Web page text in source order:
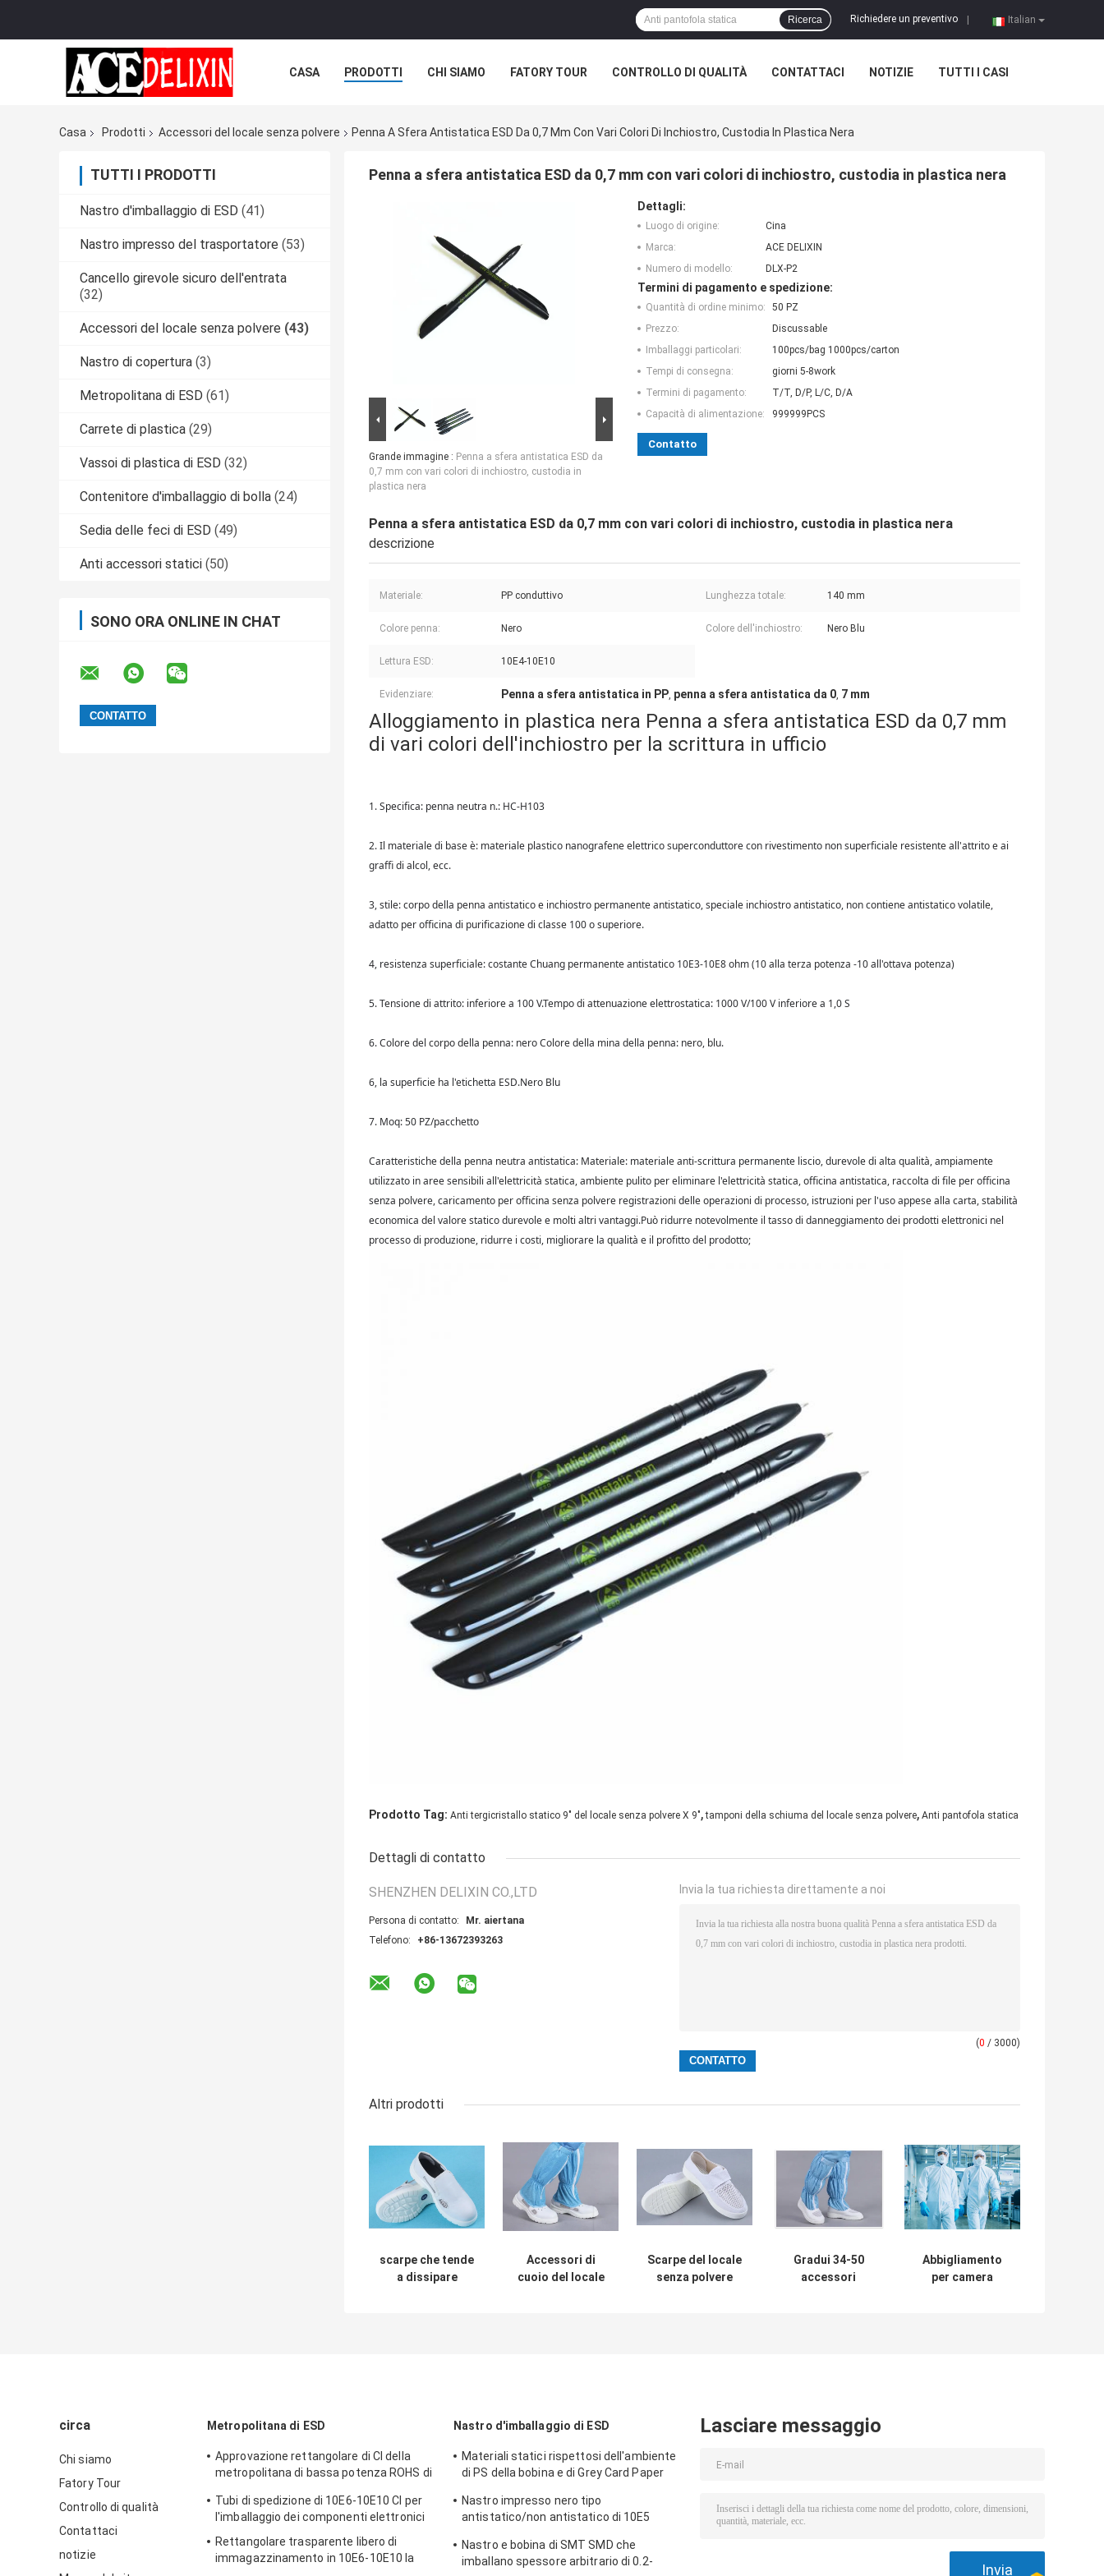
Italian
Richiedere un preventivo
Ricerca
CASA PRODOTTI CHI SIAMO FATORY TOUR CONTROLLO DI QUALITÀ CONTATTACI NOTIZIE TUTTI I CASI
Casa Prodotti Accessori del locale senza polvere Penna A Sfera Antistatica ESD Da 0,7 Mm Con Vari Colori Di Inchiostro, Custodia In Plastica Nera
TUTTI I PRODOTTI
Nastro d'imballaggio di ESD (41)
Nastro impresso del trasportatore (53)
Cancello girevole sicuro dell'entrata
(32)
Accessori del locale senza polvere (43)
Nastro di copertura (3)
Metropolitana di ESD (61)
Carrete di plastica (29)
Vassoi di plastica di ESD (32)
Contenitore d'imballaggio di bolla (24)
Sedia delle feci di ESD (49)
Anti accessori statici (50)
SONO ORA ONLINE IN CHAT
Penna a sfera antistatica ESD da 0,7 mm con vari colori di inchiostro, custodia in plastica nera
Grande immagine : Penna a sfera antistatica ESD da
0,7 mm con vari colori di inchiostro, custodia in
plastica nera
Dettagli:
Luogo di origine:
Cina
Marca:
ACE DELIXIN
Numero di modello:
DLX-P2
Termini di pagamento e spedizione:
Quantità di ordine minimo:
50 PZ
Prezzo:
Discussable
Imballaggi particolari:
100pcs/bag 1000pcs/carton
Tempi di consegna:
giorni 5-8work
Termini di pagamento:
T/T, D/P, L/C, D/A
Capacità di alimentazione:
999999PCS
Contatto
Penna a sfera antistatica ESD da 0,7 mm con vari colori di inchiostro, custodia in plastica nera
descrizione
Materiale: PP conduttivo Lunghezza totale: 140 mm
Colore penna: Nero Colore dell'inchiostro: Nero Blu
Lettura ESD: 10E4-10E10
Evidenziare: Penna a sfera antistatica in PP, penna a sfera antistatica da 0, 7 mm
Alloggiamento in plastica nera Penna a sfera antistatica ESD da 0,7 mm
di vari colori dell'inchiostro per la scrittura in ufficio
1. Specifica: penna neutra n.: HC-H103
2. Il materiale di base è: materiale plastico nanografene elettrico superconduttore con rivestimento non superficiale resistente all'attrito e ai
graffi di alcol, ecc.
3, stile: corpo della penna antistatico e inchiostro permanente antistatico, speciale inchiostro antistatico, non contiene antistatico volatile,
adatto per officina di purificazione di classe 100 o superiore.
4, resistenza superficiale: costante Chuang permanente antistatico 10E3-10E8 ohm (10 alla terza potenza -10 all'ottava potenza)
5. Tensione di attrito: inferiore a 100 V.Tempo di attenuazione elettrostatica: 1000 V/100 V inferiore a 1,0 S
6. Colore del corpo della penna: nero Colore della mina della penna: nero, blu.
6, la superficie ha l'etichetta ESD.Nero Blu
7. Moq: 50 PZ/pacchetto
Caratteristiche della penna neutra antistatica: Materiale: materiale anti-scrittura permanente liscio, durevole di alta qualità, ampiamente
utilizzato in aree sensibili all'elettricità statica, ambiente pulito per eliminare l'elettricità statica, officina antistatica, raccolta di file per officina
senza polvere, caricamento per officina senza polvere registrazioni delle operazioni di processo, istruzioni per l'uso appese alla carta, stabilità
economica del valore statico durevole e molti altri vantaggi.Può ridurre notevolmente il tasso di danneggiamento dei prodotti elettronici nel
processo di produzione, ridurre i costi, migliorare la qualità e il profitto del prodotto;
Prodotto Tag: Anti tergicristallo statico 9" del locale senza polvere X 9", tamponi della schiuma del locale senza polvere, Anti pantofola statica
Dettagli di contatto
SHENZHEN DELIXIN CO.,LTD
Persona di contatto:
Mr. aiertana
Telefono:
+86-13672393263
Invia la tua richiesta direttamente a noi
(0 / 3000)
Altri prodotti
scarpe che tende
a dissipare
Accessori di
cuoio del locale
Scarpe del locale
senza polvere
Gradui 34-50
accessori
Abbigliamento
per camera
circa
Chi siamo
Fatory Tour
Controllo di qualità
Contattaci
notizie
Metropolitana di ESD
Approvazione rettangolare di CI della
metropolitana di bassa potenza ROHS di
Tubi di spedizione di 10E6-10E10 CI per
l'imballaggio dei componenti elettronici
Rettangolare trasparente libero di
immagazzinamento in 10E6-10E10 la
Nastro d'imballaggio di ESD
Materiali statici rispettosi dell'ambiente
di PS della bobina e di Grey Card Paper
Nastro impresso nero tipo
antistatico/non antistatico di 10E5
Nastro e bobina di SMT SMD che
imballano spessore arbitrario di 0.2-
Lasciare messaggio